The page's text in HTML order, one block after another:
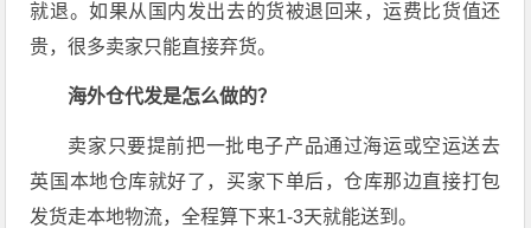
就退。如果从国内发出去的货被退回来，运费比货值还
贵，很多卖家只能直接弃货。
海外仓代发是怎么做的？
卖家只要提前把一批电子产品通过海运或空运送去
英国本地仓库就好了，买家下单后，仓库那边直接打包
发货走本地物流，全程算下来1-3天就能送到。